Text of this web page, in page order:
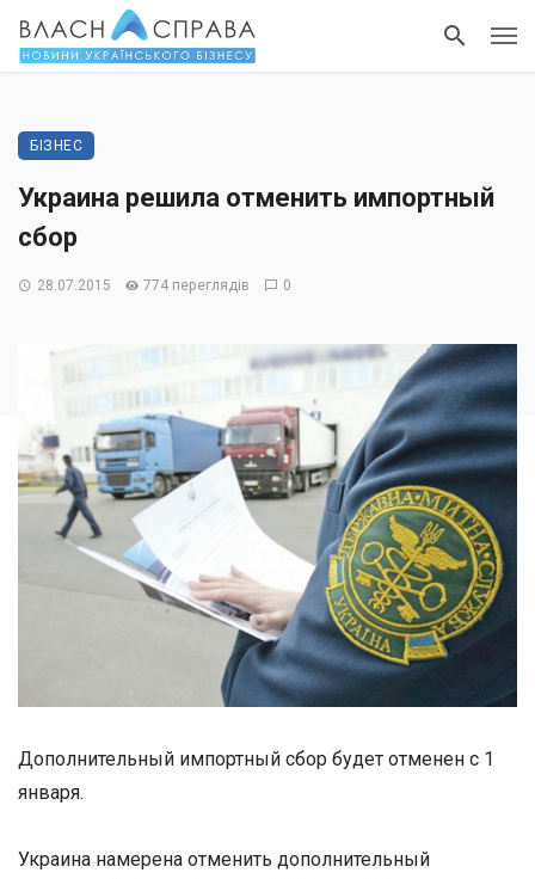
БІЗНЕС
Украина решила отменить импортный
сбор
28.07.2015 774 переглядів 0
Дополнительный импортный сбор будет отменен с 1
января.
Украина намерена отменить дополнительный